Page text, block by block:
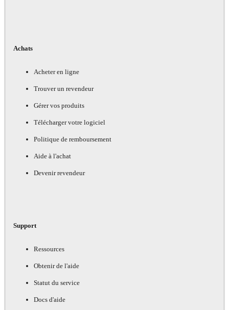
Achats
Acheter en ligne
Trouver un revendeur
Gérer vos produits
Télécharger votre logiciel
Politique de remboursement
Aide à l'achat
Devenir revendeur
Support
Ressources
Obtenir de l'aide
Statut du service
Docs d'aide